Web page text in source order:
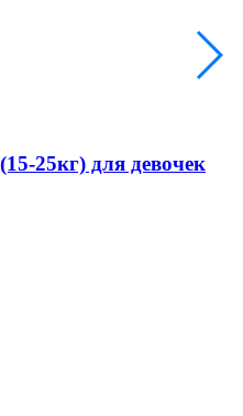
25кг) для девочек